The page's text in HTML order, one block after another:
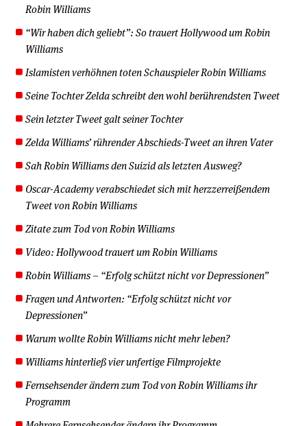
Robin Williams
“Wir haben dich geliebt”: So trauert Hollywood um Robin
Williams
Islamisten verhöhnen toten Schauspieler Robin Williams
Seine Tochter Zelda schreibt den wohl berührendsten Tweet
Sein letzter Tweet galt seiner Tochter
Zelda Williams’ rührender Abschieds-Tweet an ihren Vater
Sah Robin Williams den Suizid als letzten Ausweg?
Oscar-Academy verabschiedet sich mit herzzerreißendem
Tweet von Robin Williams
Zitate zum Tod von Robin Williams
Video: Hollywood trauert um Robin Williams
Robin Williams – “Erfolg schützt nicht vor Depressionen”
Fragen und Antworten: “Erfolg schützt nicht vor
Depressionen”
Warum wollte Robin Williams nicht mehr leben?
Williams hinterließ vier unfertige Filmprojekte
Fernsehsender ändern zum Tod von Robin Williams ihr
Programm